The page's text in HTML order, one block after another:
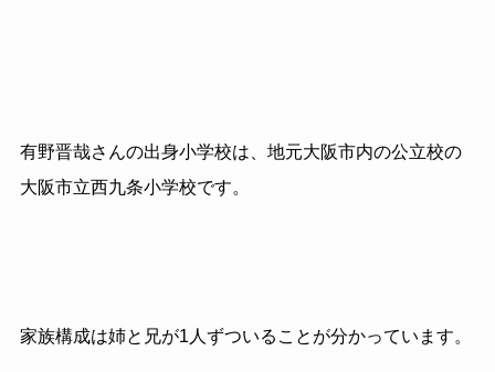
有野晋哉さんの出身小学校は、地元大阪市内の公立校の
大阪市立西九条小学校です。
家族構成は姉と兄が1人ずついることが分かっています。